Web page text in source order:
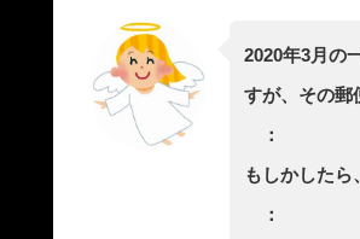
2020年3月の
すが、その郵
：
もしかしたら、
：